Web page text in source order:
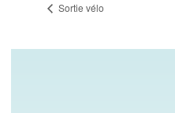
Sortie vélo